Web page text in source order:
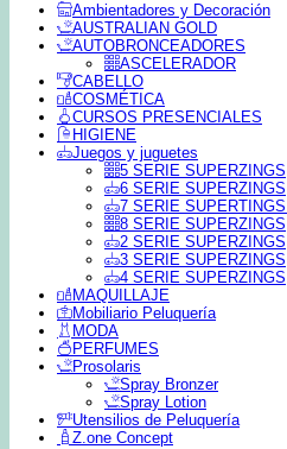
Ambientadores y Decoración
AUSTRALIAN GOLD
AUTOBRONCEADORES
ASCELERADOR
CABELLO
COSMÉTICA
CURSOS PRESENCIALES
HIGIENE
Juegos y juguetes
5 SERIE SUPERZINGS
6 SERIE SUPERZINGS
7 SERIE
8 SERIE SUPERZINGS
2 SERIE SUPERZINGS
3 SERIE SUPERZINGS
4 SERIE SUPERZINGS
MAQUILLAJE
Mobiliario Peluquería
MODA
PERFUMES
Prosolaris
Spray Bronzer
Spray Lotion
Utensilios de Peluquería
Z.one Concept